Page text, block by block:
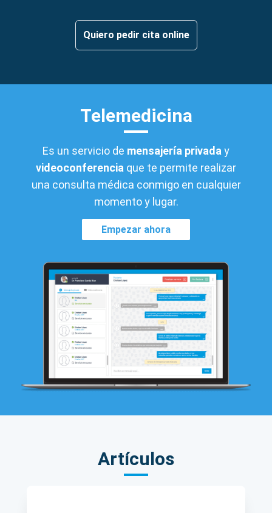
Quiero pedir cita online
Telemedicina
Es un servicio de mensajería privada y
videoconferencia que te permite realizar
una consulta médica conmigo en cualquier
momento y lugar.
Empezar ahora
Artículos